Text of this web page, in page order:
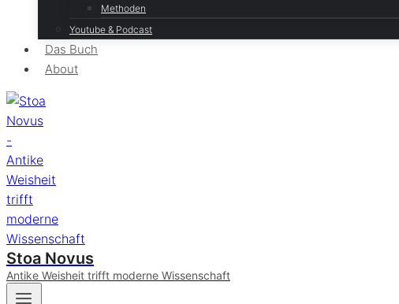
Methoden
Youtube & Podcast
Das Buch
About
Stoa Novus
Antike Weisheit trifft moderne Wissenschaft